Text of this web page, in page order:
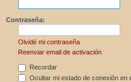
Contraseña:
Olvidé mi contraseña
Reenviar email de activación
Recordar
Ocultar mi estado de conexión en